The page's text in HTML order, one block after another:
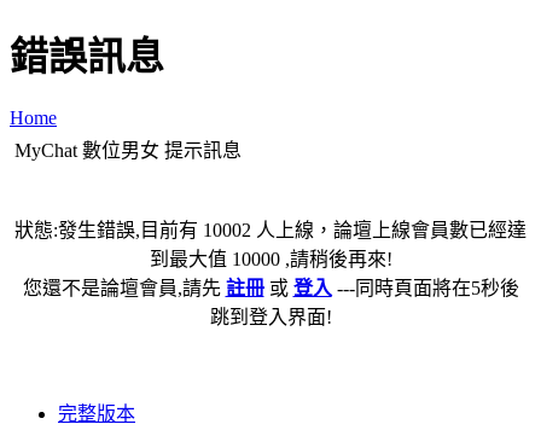
錯誤訊息
Home
MyChat 數位男女 提示訊息
狀態:發生錯誤,目前有 10002 人上線，論壇上線會員數已經達
到最大值 10000 ,請稍後再來!
您還不是論壇會員,請先 註冊或 登入 ---同時頁面將在5秒後
跳到登入界面!
完整版本